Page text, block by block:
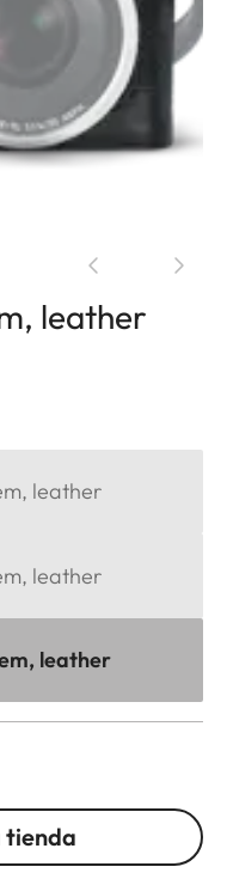
leather
leather
leather
leather
tienda